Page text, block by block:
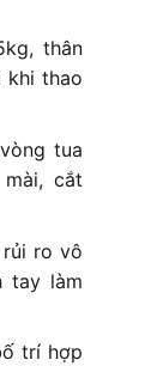
thân
khi thao
tua
cắt
ro vô
tay làm
trí hợp